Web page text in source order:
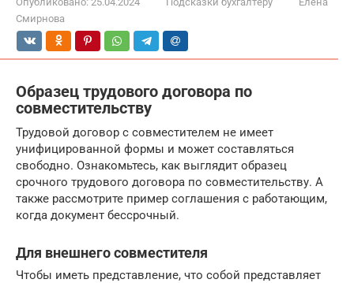
Смирнова
Образец трудового договора по
совместительству
Трудовой договор с совместителем не имеет
унифицированной формы и может составляться
свободно. Ознакомьтесь, как выглядит образец
срочного трудового договора по совместительству. А
также рассмотрите пример соглашения с работающим,
когда документ бессрочный.
Для внешнего совместителя
Чтобы иметь представление, что собой представляет